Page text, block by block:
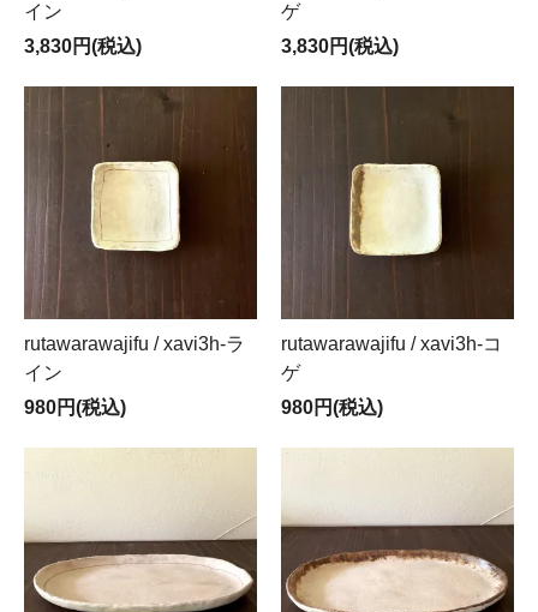
イン
3,830円(税込)
ゲ
3,830円(税込)
rutawarawajifu / xavi3h-ラ
イン
980円(税込)
rutawarawajifu / xavi3h-コ
ゲ
980円(税込)